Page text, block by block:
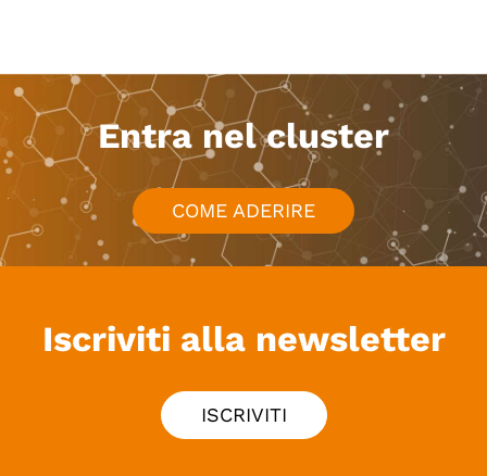
Entra nel cluster
COME ADERIRE
Iscriviti alla newsletter
ISCRIVITI